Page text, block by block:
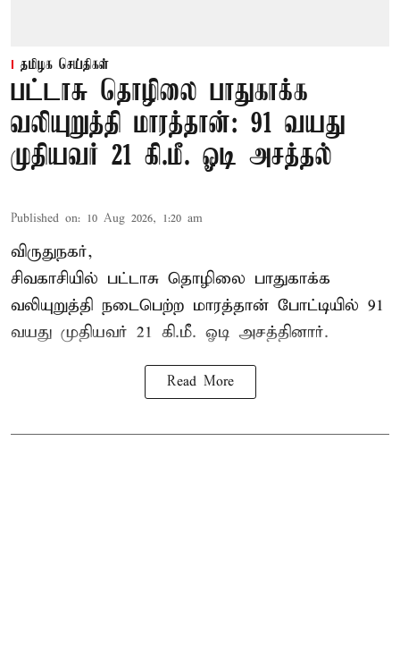
தமிழக செய்திகள்
பட்டாசு தொழிலை பாதுகாக்க
வலியுறுத்தி மாரத்தான்: 91 வயது
முதியவர் 21 கி.மீ. ஓடி அசத்தல்
Published on: 10 Aug 2026, 1:20 am
விருதுநகர்,
சிவகாசியில் பட்டாசு தொழிலை பாதுகாக்க
வலியுறுத்தி நடைபெற்ற மாரத்தான் போட்டியில் 91
வயது முதியவர் 21 கி.மீ. ஓடி அசத்தினார்.
Read More